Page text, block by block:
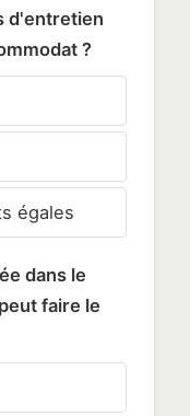
d'entretien
?
égales
dans le
faire le